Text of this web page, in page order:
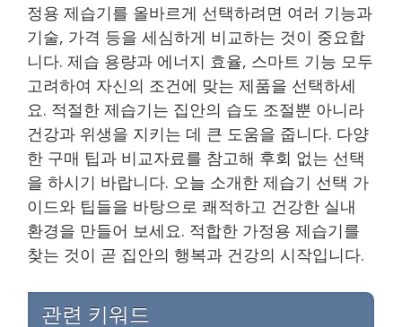
정용 제습기를 올바르게 선택하려면 여러 기능과
기술, 가격 등을 세심하게 비교하는 것이 중요합
니다. 제습 용량과 에너지 효율, 스마트 기능 모두
고려하여 자신의 조건에 맞는 제품을 선택하세
요. 적절한 제습기는 집안의 습도 조절뿐 아니라
건강과 위생을 지키는 데 큰 도움을 줍니다. 다양
한 구매 팁과 비교자료를 참고해 후회 없는 선택
을 하시기 바랍니다. 오늘 소개한 제습기 선택 가
이드와 팁들을 바탕으로 쾌적하고 건강한 실내
환경을 만들어 보세요. 적합한 가정용 제습기를
찾는 것이 곧 집안의 행복과 건강의 시작입니다.
관련 키워드